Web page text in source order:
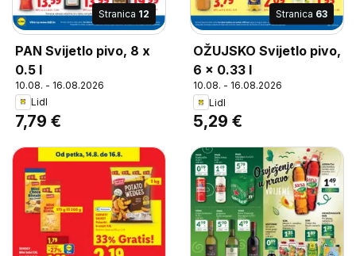
Stranica 12
PAN Svijetlo pivo, 8 x
0.5 l
10.08. - 16.08.2026
Lidl
7,79 €
Stranica 63
OŽUJSKO Svijetlo pivo,
6 x 0.33 l
10.08. - 16.08.2026
Lidl
5,29 €